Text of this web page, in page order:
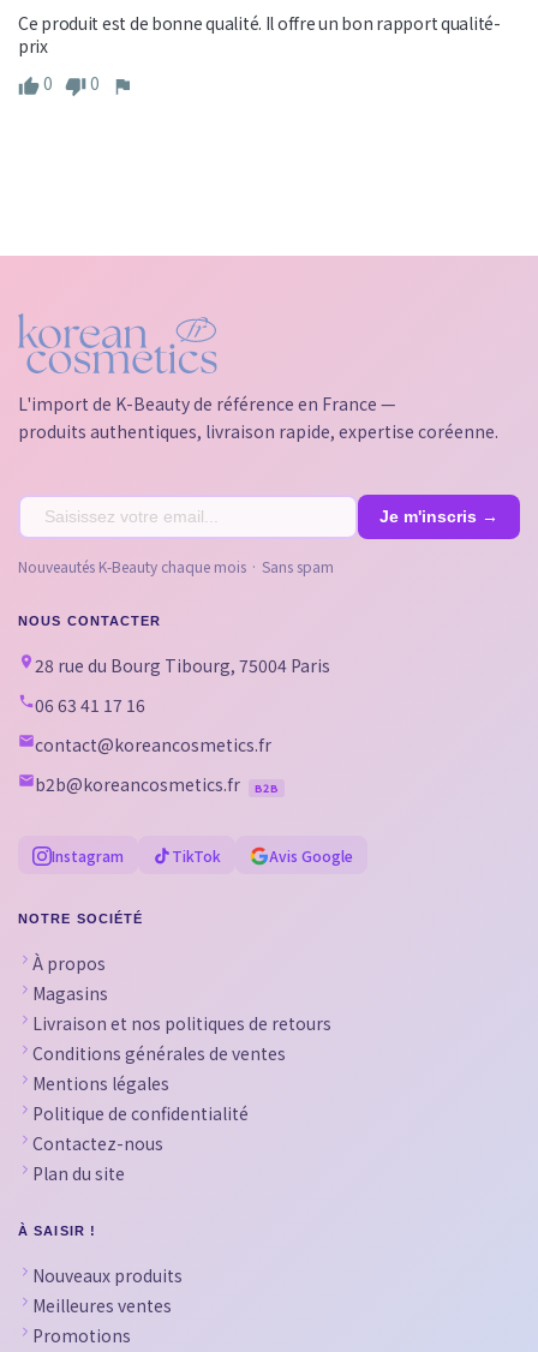
Ce produit est de bonne qualité. Il offre un bon rapport qualité-
prix
0
0
L'import de K-Beauty de référence en France —
produits authentiques, livraison rapide, expertise coréenne.
Nouveautés K-Beauty chaque mois · Sans spam
NOUS CONTACTER
28 rue du Bourg Tibourg, 75004 Paris
06 63 41 17 16
contact@koreancosmetics.fr
b2b@koreancosmetics.fr
B2B
Instagram TikTok Avis Google
NOTRE SOCIÉTÉ
À propos
Magasins
Livraison et nos politiques de retours
Conditions générales de ventes
Mentions légales
Politique de confidentialité
Contactez-nous
Plan du site
À SAISIR !
Nouveaux produits
Meilleures ventes
Promotions